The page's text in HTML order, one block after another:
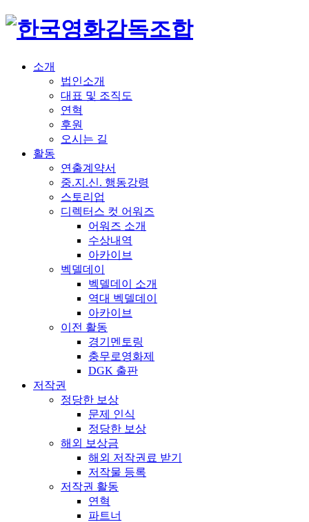
소개
법인소개
대표 및 조직도
연혁
후원
오시는 길
활동
연출계약서
중.지.신. 행동강령
스토리업
디렉터스 컷 어워즈
어워즈 소개
수상내역
아카이브
벡델데이
벡델데이 소개
역대 벡델데이
아카이브
이전 활동
경기멘토링
충무로영화제
DGK 출판
저작권
정당한 보상
문제 인식
정당한 보상
해외 보상금
해외 저작권료 받기
저작물 등록
저작권 활동
연혁
파트너